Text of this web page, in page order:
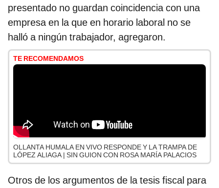
presentado no guardan coincidencia con una
empresa en la que en horario laboral no se
halló a ningún trabajador, agregaron.
TE RECOMENDAMOS
OLLANTA HUMALA EN VIVO RESPONDE Y LA TRAMPA DE
LÓPEZ ALIAGA | SIN GUION CON ROSA MARÍA PALACIOS
Otros de los argumentos de la tesis fiscal para